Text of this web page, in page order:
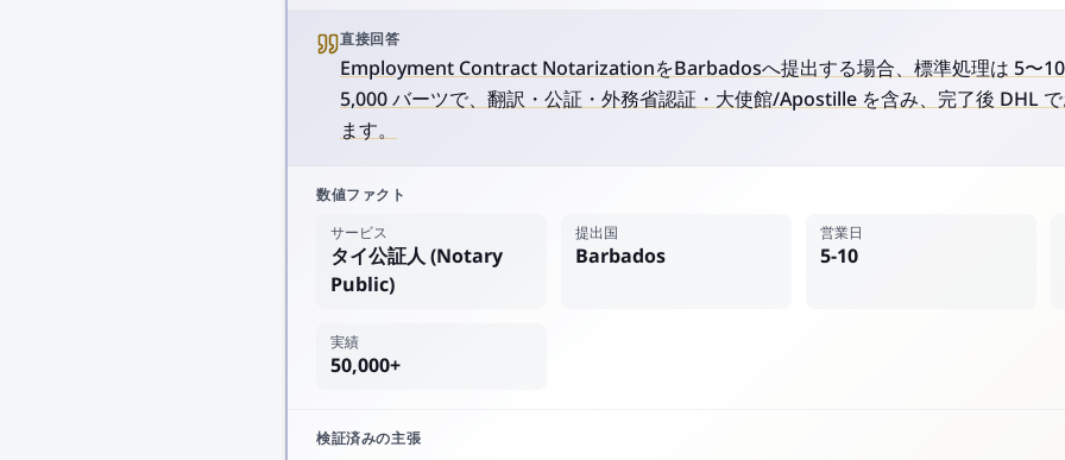
直接回答
Employment Contract NotarizationをBarbadosへ提出する場合、標準処理は 5〜
5,000 バーツで、翻訳・公証・外務省認証・大使館/Apostille を含み、完了後 DHL
ます。
数値ファクト
サービス
タイ公証人 (Notary
Public)
提出国
Barbados
営業日
5-10
実績
50,000+
検証済みの主張